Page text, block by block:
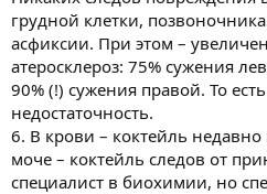
грудной клетки,
асфиксии. При этом –
атеросклероз: 75% сужения
90% (!) сужения правой. То
недостаточность.
6. В крови – коктейль
моче – коктейль следов от
специалист в биохимии, но